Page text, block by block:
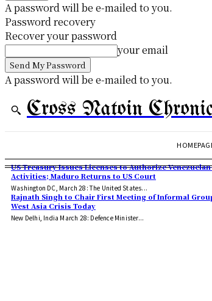
A password will be e-mailed to you.
Password recovery
Recover your password
your email
A password will be e-mailed to you.
Cross Natoin
US Treasury Issues Licenses to Authorize
Activities; Maduro Returns to US Court
Washington DC, March 28: The United States...
Rajnath Singh to Chair First Meeting of Informal
West Asia Crisis Today
New Delhi, India March 28: Defence Minister...